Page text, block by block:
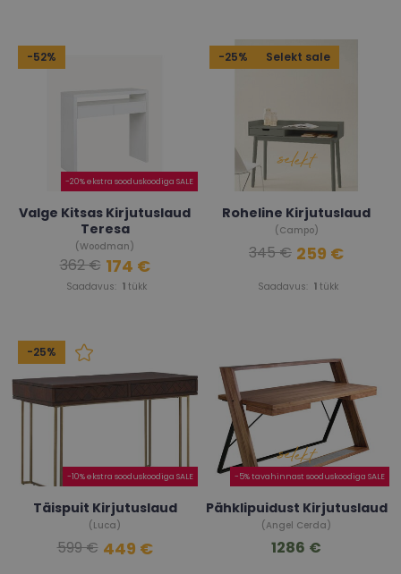
-52%
-20% ekstra sooduskoodiga SALE
Valge Kitsas Kirjutuslaud
Teresa
(Woodman)
Saadavus: 1tükk
362 € 174 €
-25% Selekt sale
Roheline Kirjutuslaud
(Campo)
Saadavus: 1tükk
345 € 259 €
-25%
-10% ekstra sooduskoodiga SALE
Täispuit Kirjutuslaud
(Luca)
599 € 449 €
-5% tavahinnast sooduskoodiga SALE
Pähklipuidust Kirjutuslaud
(Angel Cerda)
1286 €